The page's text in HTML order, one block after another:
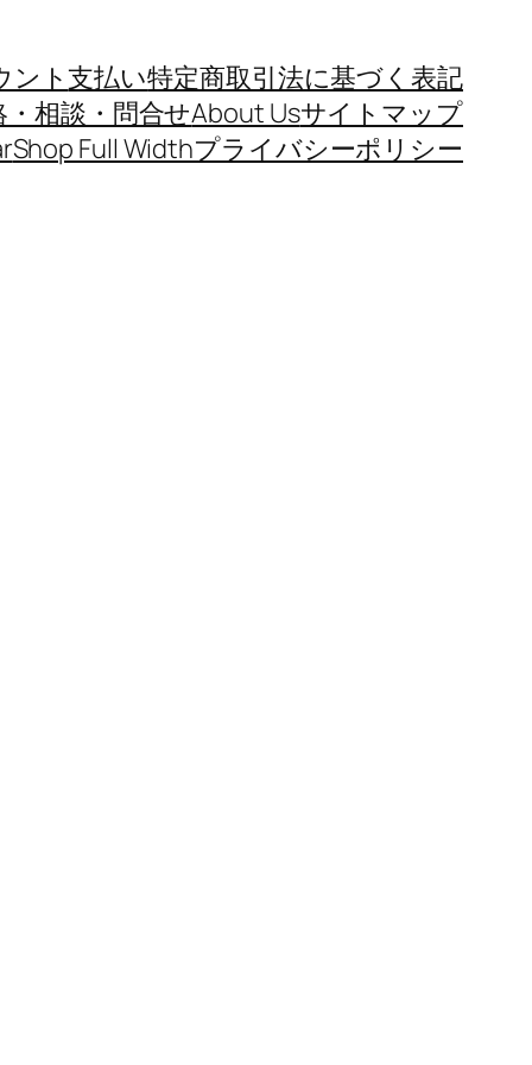
ント支払い特定商取引法に基づく表記
・相談・問合せAbout Usサイトマップ
Shop Full Widthプライバシーポリシー